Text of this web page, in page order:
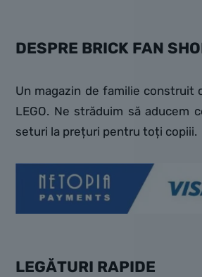
DESPRE BRICK FAN
Un magazin de familie construit
LEGO. Ne străduim să aducem
seturi la prețuri pentru toți copiii.
LEGĂTURI RAPIDE